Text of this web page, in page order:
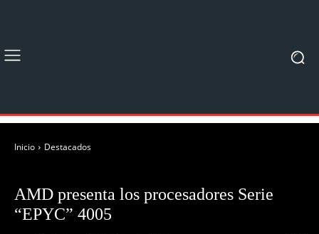
Inicio Destacados
AMD presenta los procesadores Serie
“EPYC” 4005